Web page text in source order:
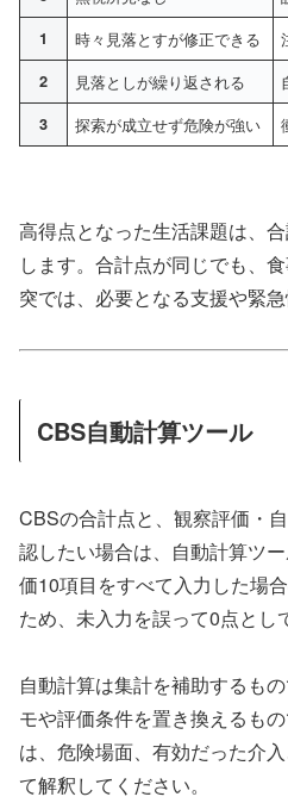
1 時々見落とすが修正できる
2 見落としが繰り返される
3 探索が成立せず危険が強い
高得点となった生活課題は、
します。合計点が同じでも、
突では、必要となる支援や緊急
CBS自動計算ツール
CBSの合計点と、観察評価・
認したい場合は、自動計算ツ
価10項目をすべて入力した場
ため、未入力を誤って0点とし
自動計算は集計を補助するも
モや評価条件を置き換えるも
は、危険場面、有効だった介
て解釈してください。